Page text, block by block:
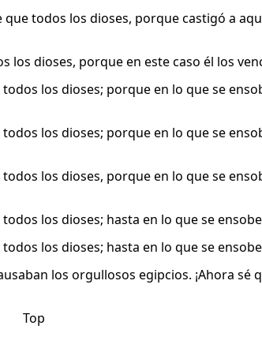
que todos los dioses, porque castigó a
los dioses, porque en este caso él los
los dioses; porque en lo que se
los dioses; porque en lo que se
los dioses, porque en lo que se
los dioses; hasta en lo que se
los dioses; hasta en lo que se
los orgullosos egipcios. ¡Ahora sé
Top